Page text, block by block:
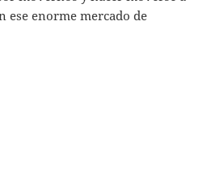
ese enorme mercado de